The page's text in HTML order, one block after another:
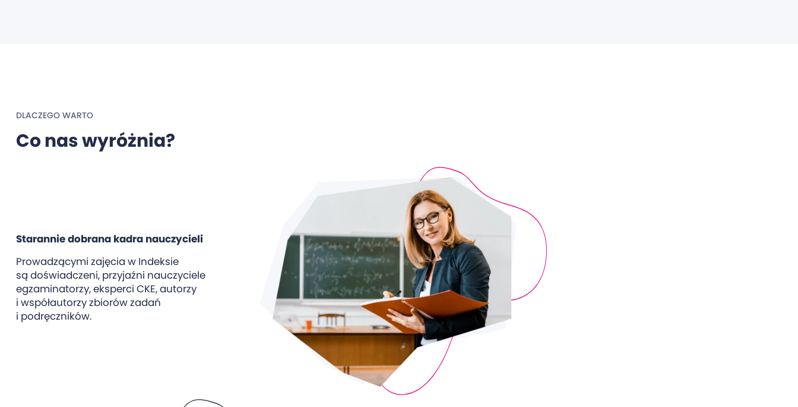
DLACZEGO WARTO
Co nas wyróżnia?
Starannie dobrana kadra nauczycieli
Prowadzącymi zajęcia w Indeksie
są doświadczeni, przyjaźni nauczyciele
egzaminatorzy, eksperci CKE, autorzy
i współautorzy zbiorów zadań
i podręczników.